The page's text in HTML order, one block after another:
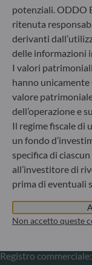
Gallusanlage 8
60329 Frankfurt am
Germania
Società di gestione
Bundesanstalt für
Registro delle
di Düsseldorf
ODDO BHF Asset
6, rue Gabriel
L-5365 Munsbach
Lussemburgo
+352 45 76 76 245
Registro
potenziali. ODDO
ritenuta
derivanti
delle informazioni
I valori
hanno unicamente
valore
dell’operazione e
Il regime fiscale di
un fondo
specifica di
all’investitore di
prima di eventuali
Non accetto queste